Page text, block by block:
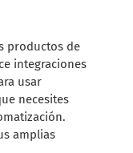
productos de
integraciones
usar
necesites
amplias